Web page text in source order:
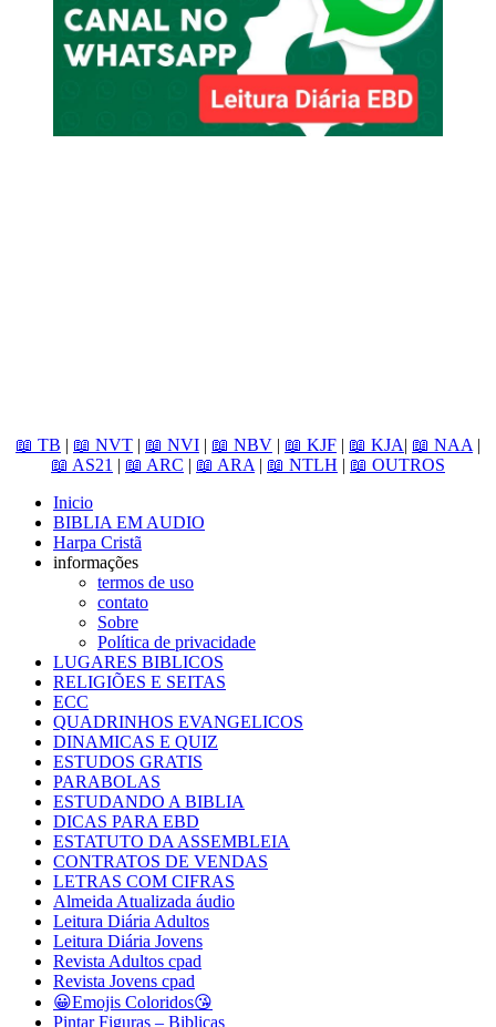
📖 TB | 📖 NVT | 📖 NVI | 📖 NBV | 📖 KJF | 📖 KJA| 📖 NAA |
📖 AS21 | 📖 ARC | 📖 ARA | 📖 NTLH | 📖 OUTROS
Inicio
BIBLIA EM AUDIO
Harpa Cristã
informações
termos de uso
contato
Sobre
Política de privacidade
LUGARES BIBLICOS
RELIGIÕES E SEITAS
ECC
QUADRINHOS EVANGELICOS
DINAMICAS E QUIZ
ESTUDOS GRATIS
PARABOLAS
ESTUDANDO A BIBLIA
DICAS PARA EBD
ESTATUTO DA ASSEMBLEIA
CONTRATOS DE VENDAS
LETRAS COM CIFRAS
Almeida Atualizada áudio
Leitura Diária Adultos
Leitura Diária Jovens
Revista Adultos cpad
Revista Jovens cpad
😀Emojis Coloridos😘
Pintar Figuras – Biblicas